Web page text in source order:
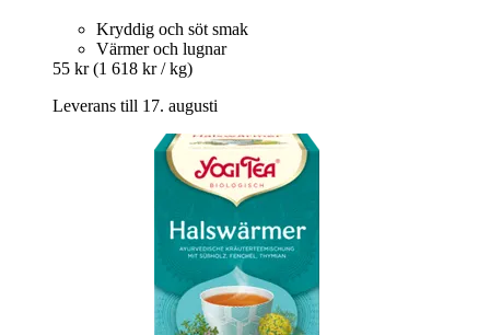
Kryddig och söt smak
Värmer och lugnar
55 kr (1 618 kr / kg)
Leverans till 17. augusti